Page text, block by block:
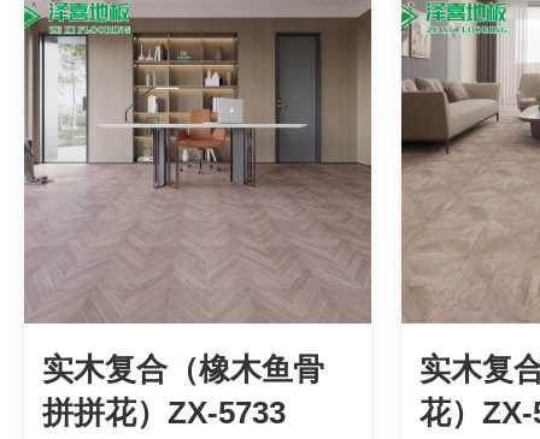
实木复合（橡木鱼骨
拼拼花）ZX-5733
实木复
花）ZX-